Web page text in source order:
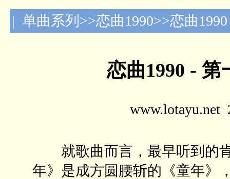
| 单曲系列>>恋曲1990>>恋曲
恋曲1990 -
www.lotayu.net
就歌曲而言，最早听到的肯
年》是成方圆腰斩的《童年》